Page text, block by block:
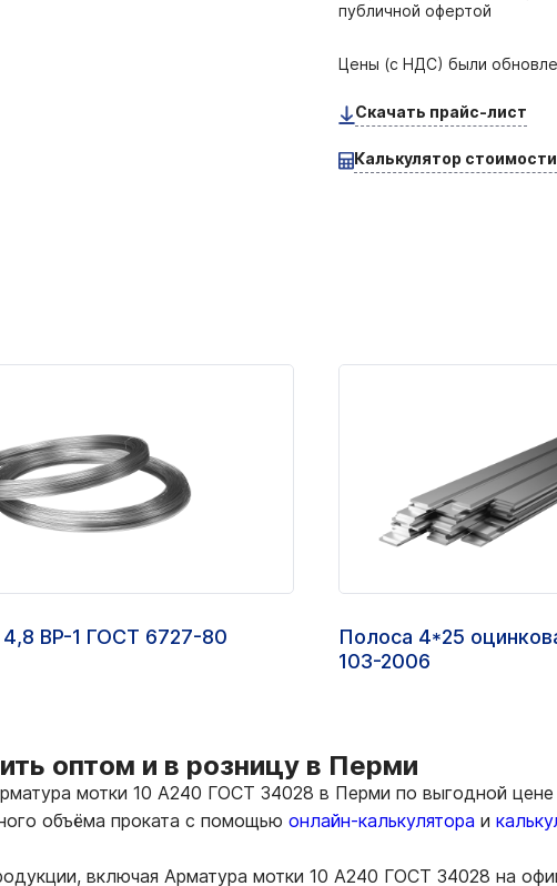
публичной офертой
Цены (с НДС) были
Скачать прайс-лист
Калькулятор
ВР-1 ГОСТ 6727-80
Полоса 4*25
103-2006
оптом и в розницу в Перми
мотки 10 А240 ГОСТ 34028 в Перми по выгодной цене
объёма проката с помощью онлайн-калькулятора и
включая Арматура мотки 10 А240 ГОСТ 34028 на